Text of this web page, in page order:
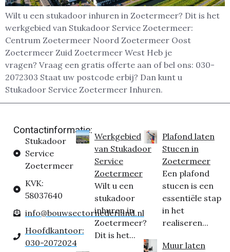
Wilt u een stukadoor inhuren in Zoetermeer? Dit is het
werkgebied van Stukadoor Service Zoetermeer:
Centrum Zoetermeer Noord Zoetermeer Oost
Zoetermeer Zuid Zoetermeer West Heb je
vragen? Vraag een gratis offerte aan of bel ons: 030-
2072303 Staat uw postcode erbij? Dan kunt u
Stukadoor Service Zoetermeer Inhuren.
Contactinformatie:
Stukadoor
Service
Zoetermeer
KVK:
58037640
info@bouwsectornederland.nl
Hoofdkantoor:
030-2072024
Werkgebied
van Stukadoor
Service
Zoetermeer
Wilt u een
stukadoor
inhuren in
Zoetermeer?
Dit is het...
Plafond laten
Stucen in
Zoetermeer
Een plafond
stucen is een
essentiële stap
in het
realiseren...
Muur laten